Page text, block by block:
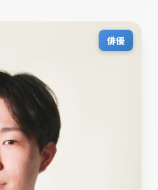
俳優